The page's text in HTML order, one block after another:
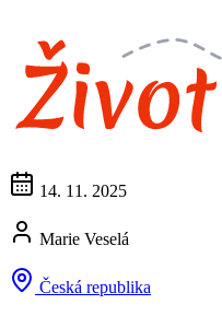
14. 11. 2025
Marie Veselá
Česká republika